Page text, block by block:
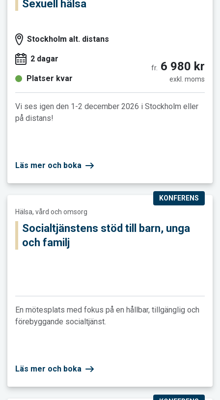
Sexuell hälsa
Stockholm alt. distans
2 dagar
Platser kvar
fr. 6 980 kr
exkl. moms
Vi ses igen den 1-2 december 2026 i Stockholm eller
på distans!
Läs mer och boka
Läs mer och boka Socialtjänstens stöd till barn, unga och
KONFERENS
Hälsa, vård och omsorg
Socialtjänstens stöd till barn, unga
och familj
En mötesplats med fokus på en hållbar, tillgänglig och
förebyggande socialtjänst.
Läs mer och boka